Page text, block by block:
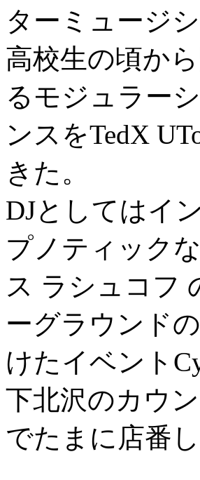
ターミュージ
高校生の頃か
るモジュラー
ンスをTedX
きた。
DJとしてはイ
プノティック
ス ラシュコフ
ーグラウンド
けたイベント
下北沢のカウ
でたまに店番